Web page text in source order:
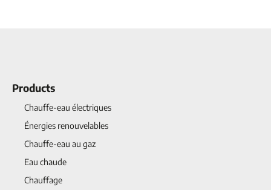
Products
Chauffe-eau électriques
Énergies renouvelables
Chauffe-eau au gaz
Eau chaude
Chauffage